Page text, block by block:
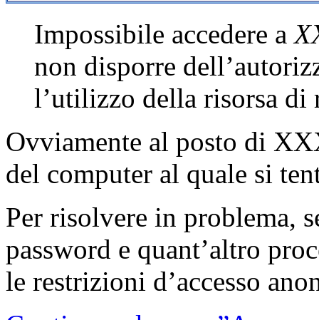
Impossibile accedere a
non disporre
l’utilizzo della risorsa di
Ovviamente al posto di
del computer al quale si
Per risolvere in problema,
password e quant’altro
le restrizioni d’accesso